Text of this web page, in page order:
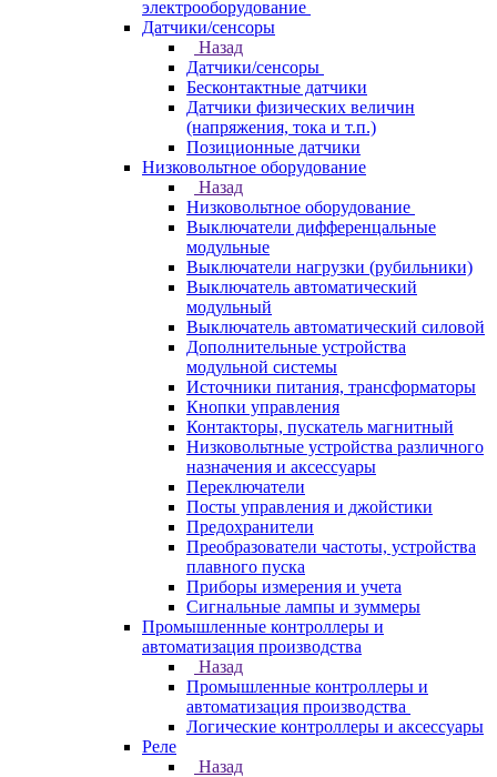
электрооборудование
Датчики/сенсоры
Назад
Датчики/сенсоры
Бесконтактные датчики
Датчики физических величин
(напряжения, тока и т.п.)
Позиционные датчики
Низковольтное оборудование
Назад
Низковольтное оборудование
Выключатели дифференцальные
модульные
Выключатели нагрузки (рубильники)
Выключатель автоматический
модульный
Выключатель автоматический силовой
Дополнительные устройства
модульной системы
Источники питания, трансформаторы
Кнопки управления
Контакторы, пускатель магнитный
Низковольтные устройства различного
назначения и аксессуары
Переключатели
Посты управления и джойстики
Предохранители
Преобразователи частоты, устройства
плавного пуска
Приборы измерения и учета
Сигнальные лампы и зуммеры
Промышленные контроллеры и
автоматизация производства
Назад
Промышленные контроллеры и
автоматизация производства
Логические контроллеры и аксессуары
Реле
Назад